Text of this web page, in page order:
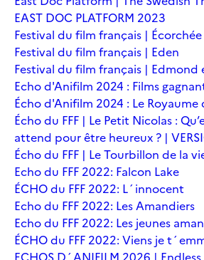
EAST DOC PLATFORM 2023
Festival du film français | Écorchée
Festival du film français | Eden
Festival du film français | Edmond
Echo d'Anifilm 2024 : Films
Écho d'Anifilm 2024 : Le Royaume
Écho du FFF | Le Petit Nicolas :
attend pour être heureux ? |
Écho du FFF | Le Tourbillon de la
Echo du FFF 2022: Falcon Lake
ÉCHO du FFF 2022: L´innocent
Echo du FFF 2022: Les Amandiers
Echo du FFF 2022: Les jeunes
ÉCHO du FFF 2022: Viens je